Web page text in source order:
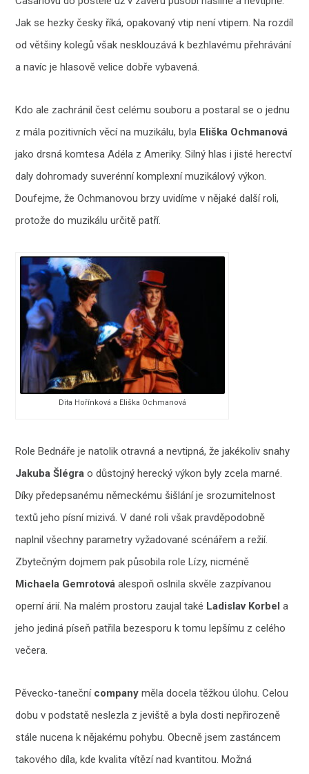
Jak se hezky česky říká, opakovaný vtip není vtipem. Na rozdíl
od většiny kolegů však nesklouzává k bezhlavému přehrávání
a navíc je hlasově velice dobře vybavená.
Kdo ale zachránil čest celému souboru a postaral se o jednu
z mála pozitivních věcí na muzikálu, byla Eliška Ochmanová
jako drsná komtesa Adéla z Ameriky. Silný hlas i jisté herectví
daly dohromady suverénní komplexní muzikálový výkon.
Doufejme, že Ochmanovou brzy uvidíme v nějaké další roli,
protože do muzikálu určitě patří.
Dita Hořínková a Eliška Ochmanová
Role Bednáře je natolik otravná a nevtipná, že jakékoliv snahy
Jakuba Šlégrao důstojný herecký výkon byly zcela marné.
Díky předepsanému německému šišlání je srozumitelnost
textů jeho písní mizivá. V dané roli však pravděpodobně
naplnil všechny parametry vyžadované scénářem a režií.
Zbytečným dojmem pak působila role Lízy, nicméně
Michaela Gemrotováalespoň oslnila skvěle zazpívanou
operní árií. Na malém prostoru zaujal také Ladislav Korbela
jeho jediná píseň patřila bezesporu k tomu lepšímu z celého
večera.
Pěvecko-taneční companyměla docela těžkou úlohu. Celou
dobu v podstatě neslezla z jeviště a byla dosti nepřirozeně
stále nucena k nějakému pohybu. Obecně jsem zastáncem
takového díla, kde kvalita vítězí nad kvantitou. Možná